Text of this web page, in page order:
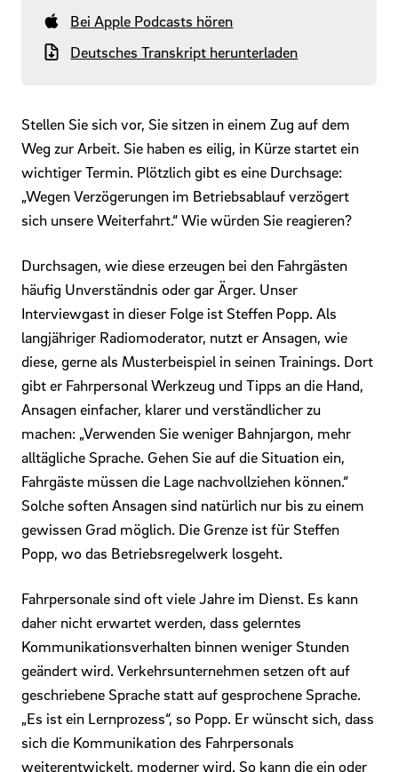
Bei Apple Podcasts hören
Deutsches Transkript herunterladen
Stellen Sie sich vor, Sie sitzen in einem Zug auf dem
Weg zur Arbeit. Sie haben es eilig, in Kürze startet ein
wichtiger Termin. Plötzlich gibt es eine Durchsage:
„Wegen Verzögerungen im Betriebsablauf verzögert
sich unsere Weiterfahrt.“ Wie würden Sie reagieren?
Durchsagen, wie diese erzeugen bei den Fahrgästen
häufig Unverständnis oder gar Ärger. Unser
Interviewgast in dieser Folge ist Steffen Popp. Als
langjähriger Radiomoderator, nutzt er Ansagen, wie
diese, gerne als Musterbeispiel in seinen Trainings. Dort
gibt er Fahrpersonal Werkzeug und Tipps an die Hand,
Ansagen einfacher, klarer und verständlicher zu
machen: „Verwenden Sie weniger Bahnjargon, mehr
alltägliche Sprache. Gehen Sie auf die Situation ein,
Fahrgäste müssen die Lage nachvollziehen können.“
Solche soften Ansagen sind natürlich nur bis zu einem
gewissen Grad möglich. Die Grenze ist für Steffen
Popp, wo das Betriebsregelwerk losgeht.
Fahrpersonale sind oft viele Jahre im Dienst. Es kann
daher nicht erwartet werden, dass gelerntes
Kommunikationsverhalten binnen weniger Stunden
geändert wird. Verkehrsunternehmen setzen oft auf
geschriebene Sprache statt auf gesprochene Sprache.
„Es ist ein Lernprozess“, so Popp. Er wünscht sich, dass
sich die Kommunikation des Fahrpersonals
weiterentwickelt, moderner wird. So kann die ein oder